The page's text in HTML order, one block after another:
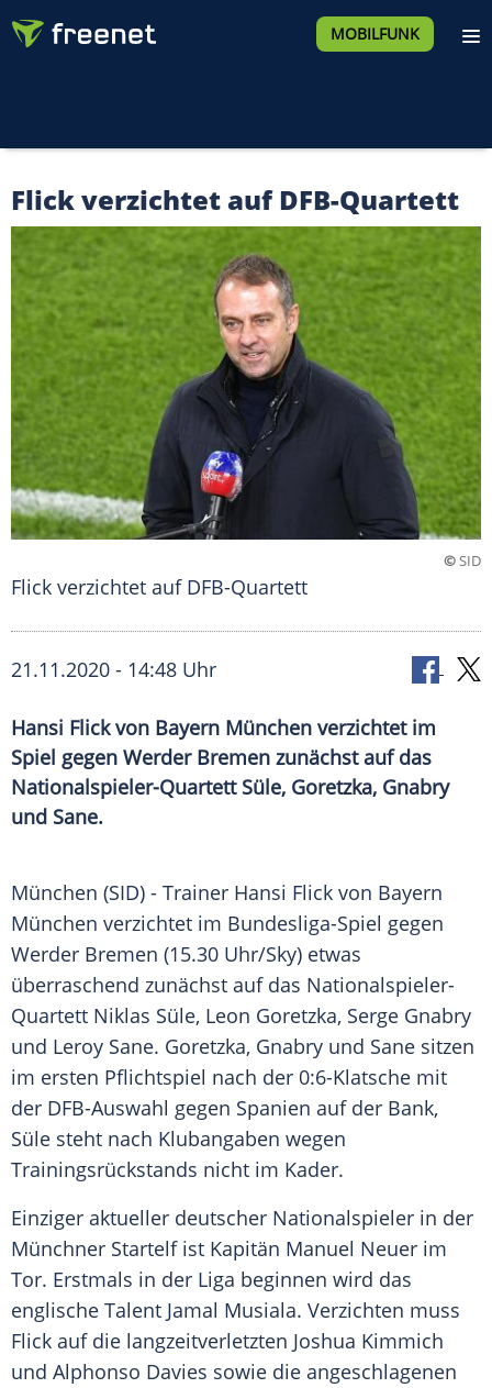
MOBILFUNK
Flick verzichtet auf DFB-Quartett
©SID
Flick verzichtet auf DFB-Quartett
21.11.2020 - 14:48 Uhr
Hansi Flick von Bayern München verzichtet im
Spiel gegen Werder Bremen zunächst auf das
Nationalspieler-Quartett Süle, Goretzka, Gnabry
und Sane.
München (SID) - Trainer Hansi Flick von Bayern
München verzichtet im Bundesliga-Spiel gegen
Werder Bremen (15.30 Uhr/Sky) etwas
überraschend zunächst auf das Nationalspieler-
Quartett Niklas Süle, Leon Goretzka, Serge Gnabry
und Leroy Sane. Goretzka, Gnabry und Sane sitzen
im ersten Pflichtspiel nach der 0:6-Klatsche mit
der DFB-Auswahl gegen Spanien auf der Bank,
Süle steht nach Klubangaben wegen
Trainingsrückstands nicht im Kader.
Einziger aktueller deutscher Nationalspieler in der
Münchner Startelf ist Kapitän Manuel Neuer im
Tor. Erstmals in der Liga beginnen wird das
englische Talent Jamal Musiala. Verzichten muss
Flick auf die langzeitverletzten Joshua Kimmich
und Alphonso Davies sowie die angeschlagenen